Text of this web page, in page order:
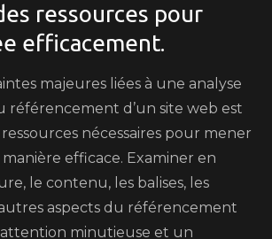
ressources pour
efficacement.
majeures liées à une analyse
référencement d’un site web est
nécessaires pour mener
efficace. Examiner en
le contenu, les balises, les
aspects du référencement
minutieuse et un